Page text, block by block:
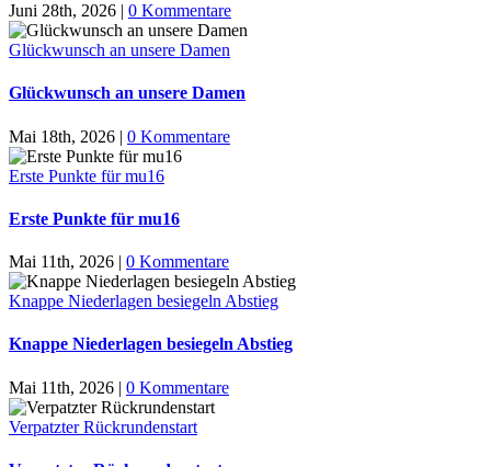
Juni 28th, 2026 | 0 Kommentare
Glückwunsch an unsere Damen
Glückwunsch an unsere Damen
Mai 18th, 2026 | 0 Kommentare
Erste Punkte für mu16
Erste Punkte für mu16
Mai 11th, 2026 | 0 Kommentare
Knappe Niederlagen besiegeln Abstieg
Knappe Niederlagen besiegeln Abstieg
Mai 11th, 2026 | 0 Kommentare
Verpatzter Rückrundenstart